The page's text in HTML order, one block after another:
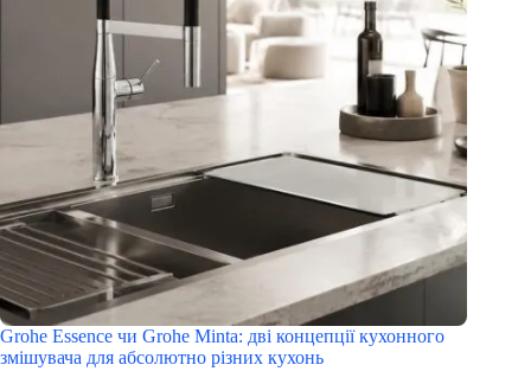
Grohe Essence чи Grohe Minta: дві концепції кухонного
змішувача для абсолютно різних кухонь